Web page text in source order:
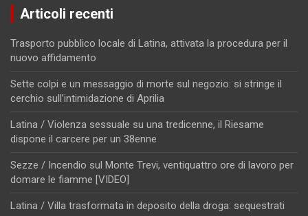
Articoli recenti
Trasporto pubblico locale di Latina, attivata la procedura per il
nuovo affidamento
Sette colpi e un messaggio di morte sul negozio: si stringe il
cerchio sull’intimidazione di Aprilia
Latina / Violenza sessuale su una tredicenne, il Riesame
dispone il carcere per un 38enne
Sezze / Incendio sul Monte Trevi, ventiquattro ore di lavoro per
domare le fiamme [VIDEO]
Latina / Villa trasformata in deposito della droga: sequestrati